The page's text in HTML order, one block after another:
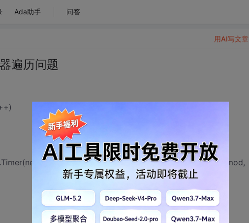
Ada助手 问答
遍历问题
System.Threading.TimerCallback(caculate_item), mod,
用AI写文章